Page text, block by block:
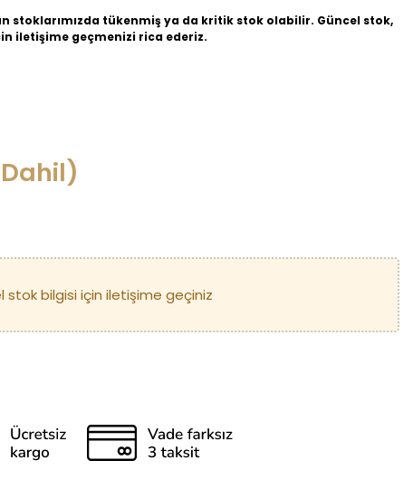
stoklarımızda tükenmiş ya da kritik stok olabilir. Güncel stok,
iletişime geçmenizi rica ederiz.